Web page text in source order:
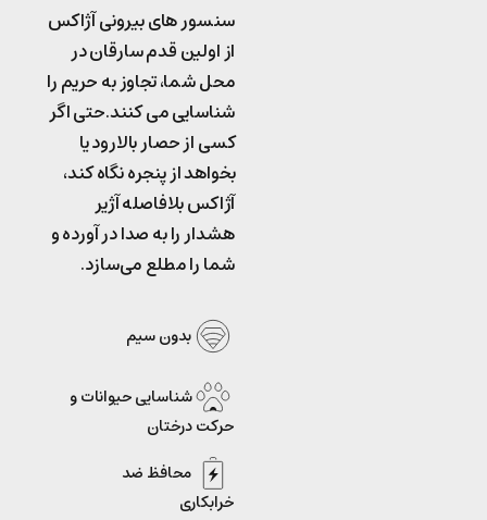
سنسور های بیرونی آژاکس
از اولین قدم سارقان در
محل شما، تجاوز به حریم را
شناسایی می کنند.حتی اگر
کسی از حصار بالارود یا
بخواهد از پنجره نگاه کند،
آژاکس بلافاصله آژیر
هشدار را به صدا در آورده و
شما را مطلع می‌سازد.
بدون سیم
شناسایی حیوانات و
حرکت درختان
محافظ ضد
خرابکاری